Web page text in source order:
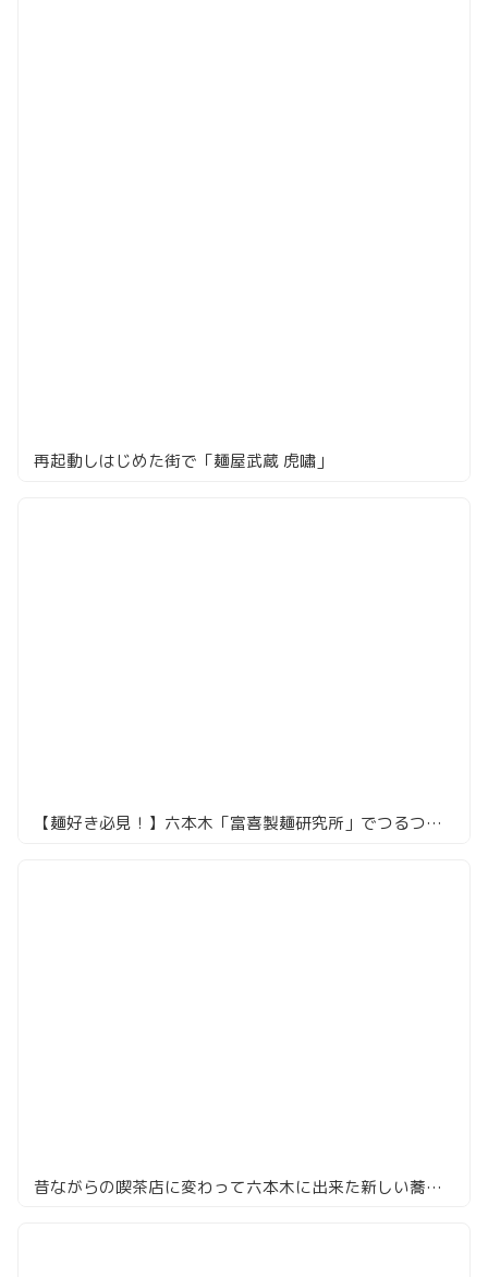
再起動しはじめた街で「麺屋武蔵 虎嘯」
【麺好き必見！】六本木「富喜製麺研究所」でつるつる喉越し絶品つけ麺を味わう
昔ながらの喫茶店に変わって六本木に出来た新しい蕎麦屋「莉々庵」